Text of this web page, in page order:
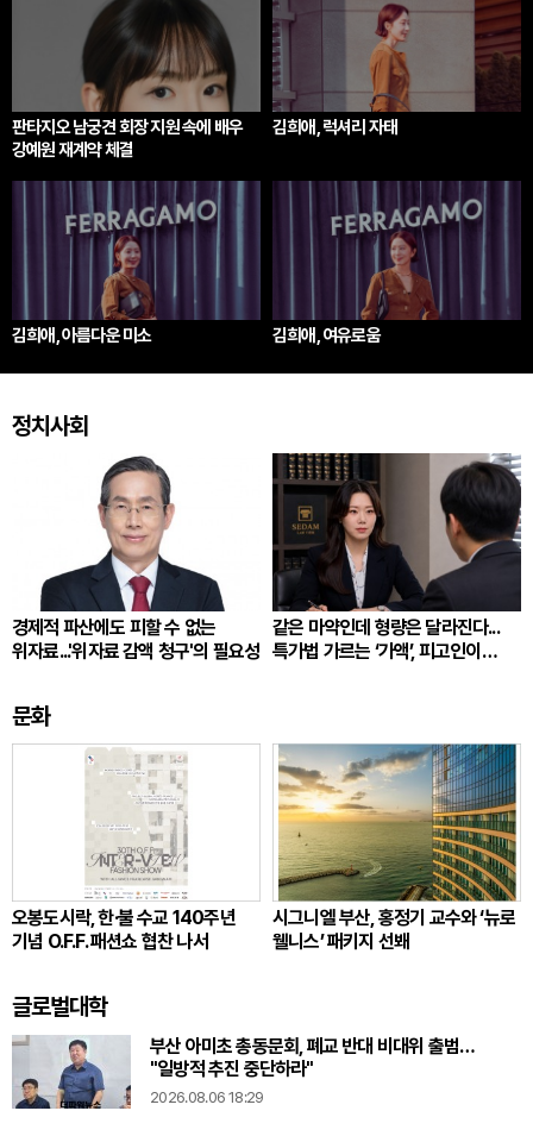
판타지오 남궁견 회장 지원 속에 배우
강예원 재계약 체결
김희애, 럭셔리 자태
김희애, 아름다운 미소 김희애, 여유로움
정치사회
경제적 파산에도 피할 수 없는
위자료...'위자료 감액 청구'의 필요성
같은 마약인데 형량은 달라진다...
특가법 가르는 ‘가액’, 피고인이
문화
오봉도시락, 한·불 수교 140주년
기념 O.F.F. 패션쇼 협찬 나서
시그니엘 부산, 홍정기 교수와 ‘뉴로
웰니스’ 패키지 선봬
글로벌대학
부산 아미초 총동문회, 폐교 반대 비대위 출범…
"일방적 추진 중단하라"
2026.08.06 18:29